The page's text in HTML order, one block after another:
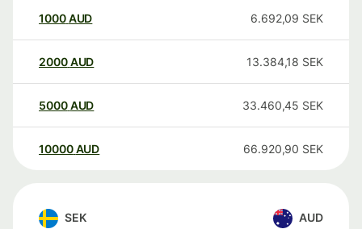
1000AUD 6.692,09 SEK
2000AUD 13.384,18 SEK
5000AUD 33.460,45 SEK
10000 AUD 66.920,90 SEK
SEK AUD